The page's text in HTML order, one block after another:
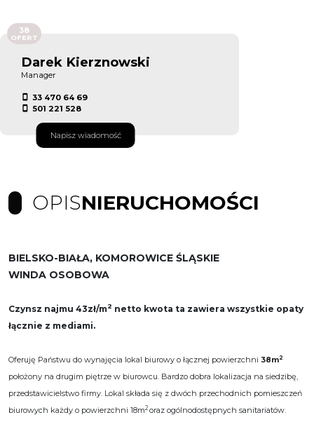
Darek Kierznowski
Manager
33 470 64 69
501 221 528
Napisz wiadomość
38
OFERT
OPISNIERUCHOMOŚCI
BIELSKO-BIAŁA, KOMOROWICE ŚLĄSKIE
WINDA OSOBOWA
Czynsz najmu 43zł/m2 netto kwota ta zawiera wszystkie opaty
łącznie z mediami.
Oferuję Państwu do wynajęcia lokal biurowy o łącznej powierzchni 38m2
położony na drugim piętrze w biurowcu. Bardzo dobra lokalizacja na siedzibę,
przedstawicielstwo firmy. Lokal składa się z dwóch przechodnich pomieszczeń
biurowych każdy o powierzchni 18m2 oraz ogólnodostępnych sanitariatów.